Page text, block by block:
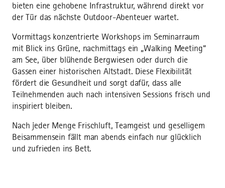
bieten eine gehobene Infrastruktur, während direkt vor
der Tür das nächste Outdoor-Abenteuer wartet.
Vormittags konzentrierte Workshops im Seminarraum
mit Blick ins Grüne, nachmittags ein „Walking Meeting“
am See, über blühende Bergwiesen oder durch die
Gassen einer historischen Altstadt. Diese Flexibilität
fördert die Gesundheit und sorgt dafür, dass alle
Teilnehmenden auch nach intensiven Sessions frisch und
inspiriert bleiben.
Nach jeder Menge Frischluft, Teamgeist und geselligem
Beisammensein fällt man abends einfach nur glücklich
und zufrieden ins Bett.